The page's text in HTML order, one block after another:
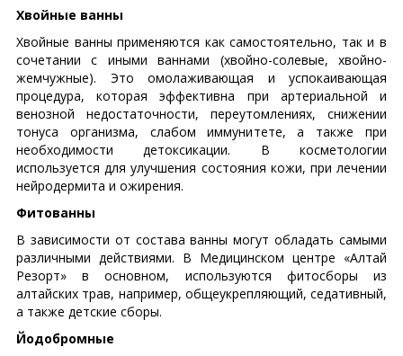
Хвойные ванны
Хвойные ванны применяются как самостоятельно, так и в
сочетании с иными ваннами (хвойно-солевые, хвойно-
жемчужные). Это омолаживающая и успокаивающая
процедура, которая эффективна при артериальной и
венозной недостаточности, переутомлениях, снижении
тонуса организма, слабом иммунитете, а также при
необходимости детоксикации. В косметологии
используется для улучшения состояния кожи, при лечении
нейродермита и ожирения.
Фитованны
В зависимости от состава ванны могут обладать самыми
различными действиями. В Медицинском центре «Алтай
Резорт» в основном, используются фитосборы из
алтайских трав, например, общеукрепляющий, седативный,
а также детские сборы.
Йодобромные